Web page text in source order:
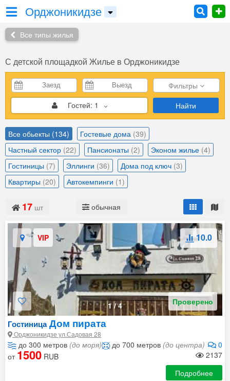
Орджоникидзе
Все типы жилья
С детской площадкой Жилье в Орджоникидзе
Фильтры
Гостей: 1 Найти
Все обьекты (134) Гостевые дома (39)
Частный сектор (22) Пансионаты (2) Эконом жилье (4)
Гостиницы (7) Эллинги (36) Дома под ключ (3)
Квартиры (20) Автокемпинги (1)
17 шт обычная
1/4
10.0
Проверено
VIP
ГостиницаДом пирата
Орджоникидзе ул.Садовая 28
до 300 метров (до моря) 0
до 700 метров (до центра)
2137
от 1500 RUB
Подробнее